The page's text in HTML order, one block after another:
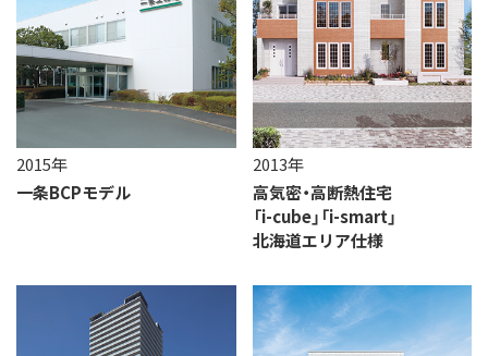
2015年
一条BCPモデル
2013年
高気密・高断熱住宅
「i-cube」「i-smart」
北海道エリア仕様